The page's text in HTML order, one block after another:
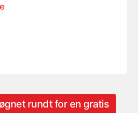
rundt for en gratis